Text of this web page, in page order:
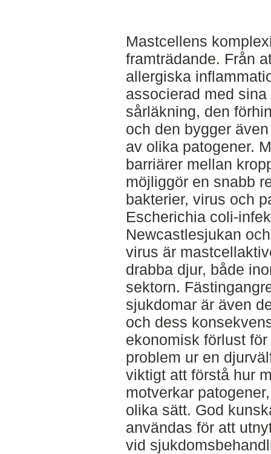
Mastcellens
framträdande. Från
allergiska
associerad med
sårläkning, den
och den bygger
av olika patogener.
barriärer mellan
möjliggör en snabb
bakterier, virus och
Escherichia coli-
Newcastlesjukan
virus är
drabba djur, både
sektorn.
sjukdomar är även
och dess
ekonomisk förlust
problem ur en
viktigt att förstå hur
motverkar
olika sätt. God
användas för att
vid